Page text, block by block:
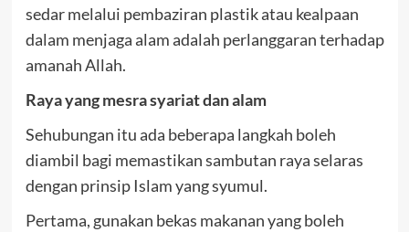
sedar melalui pembaziran plastik atau kealpaan
dalam menjaga alam adalah perlanggaran terhadap
amanah Allah.
Raya yang mesra syariat dan alam
Sehubungan itu ada beberapa langkah boleh
diambil bagi memastikan sambutan raya selaras
dengan prinsip Islam yang syumul.
Pertama, gunakan bekas makanan yang boleh